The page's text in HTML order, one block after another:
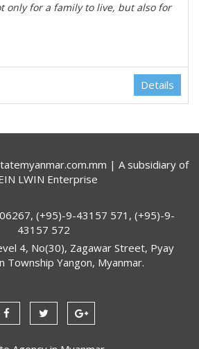
only for a family to live, but also for
Details
| A subsidiary of
LWIN Enterprise
(+95)-9-43157 571, (+95)-9-
43157 572
4, No(30), Zagawar Street, Pyay
Township Yangon, Myanmar.